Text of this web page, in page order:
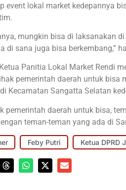
event lokal market kedepannya
mungkin bisa di laksanakan
di sana juga bisa berkembang,”
Panitia Lokal Market Rendi
pemerintah daerah untuk bisa
Kecamatan Sangatta Selatan
pemerintah daerah untuk bisa,
teman-teman yang ada di
Feby Putri Ketua DPRD